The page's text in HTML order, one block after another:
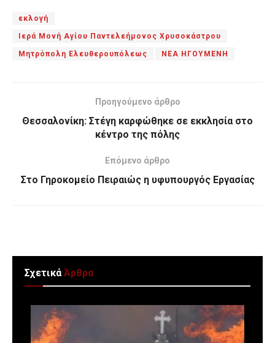
εκλογή
Ιερά Μονή Αγίου Παντελεήμονος Χρυσοκάστρου
Μητρόπολη Ελευθερουπόλεως ΝΕΑ ΗΓΟΥΜΕΝΗ
Προηγούμενο άρθρο
Θεσσαλονίκη: Στέγη καρφώθηκε σε εκκλησία στο
κέντρο της πόλης
Επόμενο άρθρο
Στο Γηροκομείο Πειραιώς η υφυπουργός Εργασίας
ΣχετικάΆρθρα